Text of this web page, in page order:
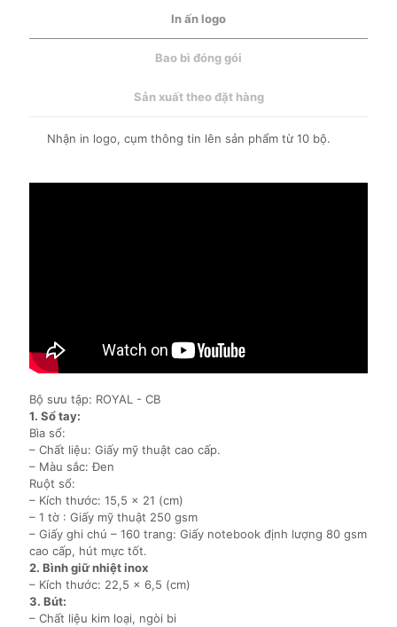
In ấn logo
Bao bì đóng gói
Sản xuất theo đặt hàng
Nhận in logo, cụm thông tin lên sản phẩm từ 10 bộ.
Bộ sưu tập: ROYAL - CB
1. Sổ tay:
Bìa sổ:
– Chất liệu: Giấy mỹ thuật cao cấp.
– Màu sắc: Đen
Ruột sổ:
– Kích thước: 15,5 x 21 (cm)
– 1 tờ : Giấy mỹ thuật 250 gsm
– Giấy ghi chú – 160 trang: Giấy notebook định lượng 80 gsm
cao cấp, hút mực tốt.
2. Bình giữ nhiệt inox
– Kích thước: 22,5 x 6,5 (cm)
3. Bút:
– Chất liệu kim loại, ngòi bi